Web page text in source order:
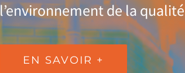
de la
EN SAVOIR +